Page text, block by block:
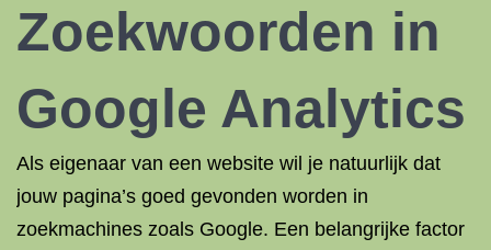
Zoekwoorden in
Google Analytics
Als eigenaar van een website wil je natuurlijk dat
jouw pagina’s goed gevonden worden in
zoekmachines zoals Google. Een belangrijke factor